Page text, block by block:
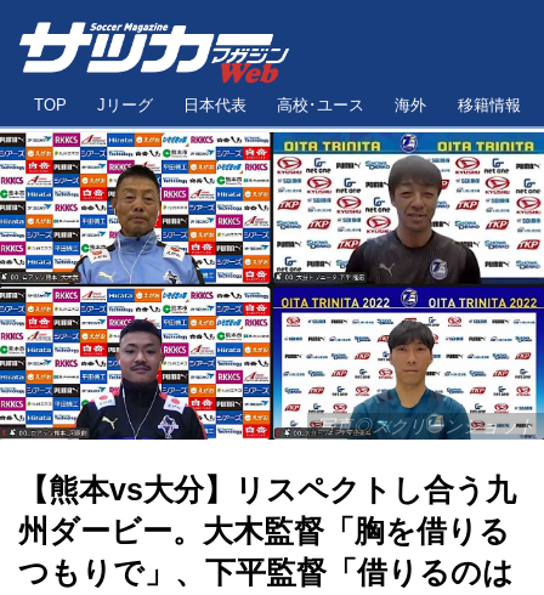
TOP Jリーグ 日本代表 高校･ユース 海外 移籍情報
写真◎スクリーンショット
【熊本vs大分】リスペクトし合う九
州ダービー。大木監督「胸を借りる
つもりで」、下平監督「借りるのは